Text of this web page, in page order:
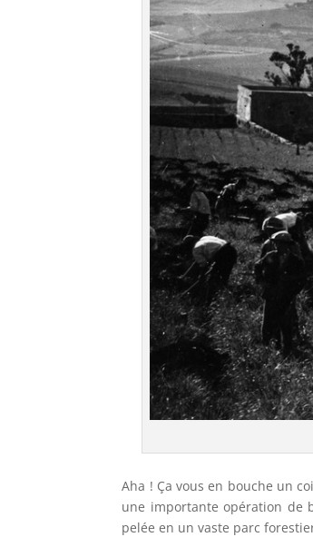
Aha ! Ça vous en bouche un
une importante opération de
pelée en un vaste parc